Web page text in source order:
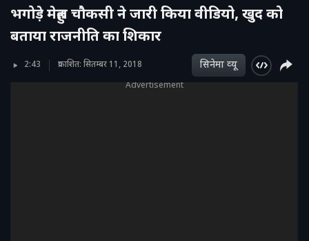
भगोड़े मेहुल चौकसी ने जारी किया वीडियो, खुद को
बताया राजनीति का शिकार
2:43 प्रकाशित: सितम्बर 11, 2018 सिनेमा व्‍यू
Advertisement